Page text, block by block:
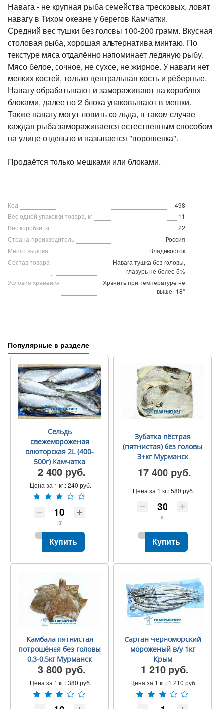
Навага - не крупная рыба семейства тресковых, ловят
навагу в Тихом океане у берегов Камчатки.
Средний вес тушки без головы 100-200 грамм. Вкусная
столовая рыба, хорошая альтернатива минтаю. По
текстуре мяса отдалённо напоминает ледяную рыбу.
Мясо белое, сочное, не сухое, не жирное. У наваги нет
мелких костей, только центральная кость и рёберные.
Навагу обрабатывают и замораживают на кораблях
блоками, далее по 2 блока упаковывают в мешки.
Также навагу могут ловить со льда, в таком случае
каждая рыба замораживается естественным способом
на улице отдельно и называется "ворошенка".
Продаётся только мешками или блоками.
Код
498
Вес одной упаковки товара, кг
11
Вес коробки, кг
22
Страна-производитель
Россия
Место вылова
Владивосток
Состав товара
Навага тушка без головы,
глазурь не более 5%
Условия хранения
Хранить при температуре не
выше -18°
Популярные в разделе
Сельдь
свежемороженая
олюторская 2L (400-
500г) Камчатка
2 400 руб.
Цена за 1 кг.:240 руб.
кг
Купить
Зубатка пёстрая
(пятнистая) без головы
3+кг Мурманск
17 400 руб.
Цена за 1 кг.:580 руб.
кг
Купить
Камбала пятнистая
потрошёная без головы
0,3-0,5кг Мурманск
3 800 руб.
Цена за 1 кг.:380 руб.
Сарган черноморский
мороженый в/у 1кг
Крым
1 210 руб.
Цена за 1 кг.: 1 210 руб.